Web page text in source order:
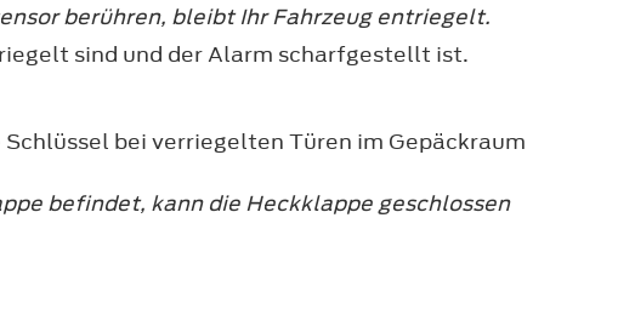
berühren, bleibt Ihr Fahrzeug entriegelt.
sind und der Alarm scharfgestellt ist.
bei verriegelten Türen im Gepäckraum
befindet, kann die Heckklappe geschlossen